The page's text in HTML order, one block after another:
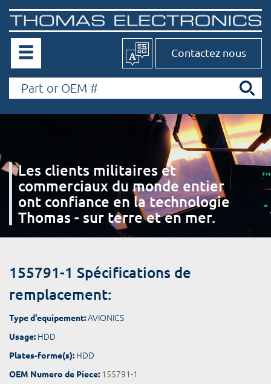
Contactez nous
Les clients militaires et
commerciaux du monde entier
ont confiance en la technologie
Thomas - sur terre et en mer.
155791-1 Spécifications de
remplacement:
Type d'equipement:AVIONICS
Usage: HDD
Plates-forme(s): HDD
OEM Numero de Piece: 155791-1